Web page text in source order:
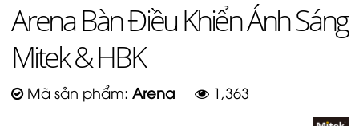
Arena Bàn Điều Khiển Ánh Sáng
Mitek & HBK
Mã sản phẩm: Arena 1,363